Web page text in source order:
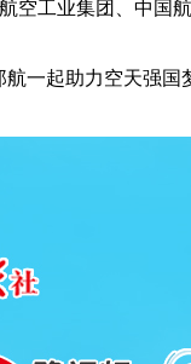
空工业集团、中国
一起助力空天强国